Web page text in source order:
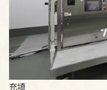
充填